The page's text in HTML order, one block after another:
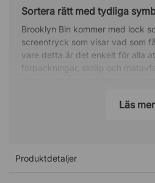
Sortera rätt med tydliga
Brooklyn Bin kommer med lock
screentryck som visar vad som
vare detta är det enkelt för alla
förpackningar, skräp och
Trash
Läs mer
Produktdetaljer